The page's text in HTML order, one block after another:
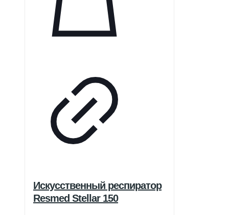
Искусственный респиратор
Resmed Stellar 150